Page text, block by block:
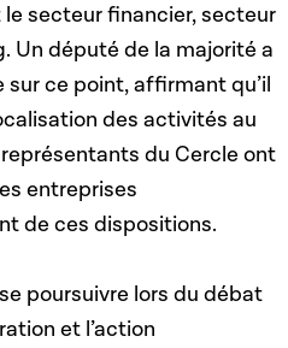
secteur financier, secteur
Un député de la majorité a
ce point, affirmant qu’il
des activités au
du Cercle ont
entreprises
de ces dispositions.
poursuivre lors du débat
et l’action